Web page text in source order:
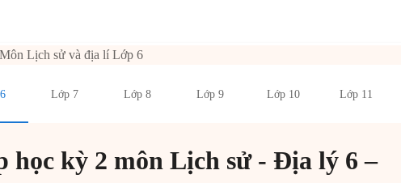
Môn Lịch sử và địa lí Lớp 6
Lớp 7 Lớp 8 Lớp 9 Lớp 10 Lớp 11
học kỳ 2 môn Lịch sử - Địa lý 6 –